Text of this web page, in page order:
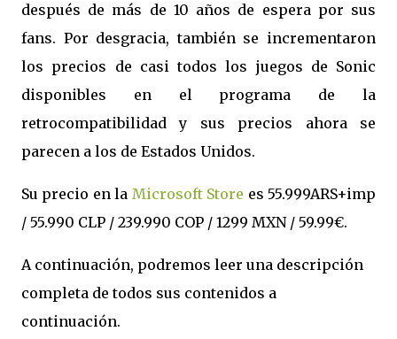
después de más de 10 años de espera por sus
fans. Por desgracia, también se incrementaron
los precios de casi todos los juegos de Sonic
disponibles en el programa de la
retrocompatibilidad y sus precios ahora se
parecen a los de Estados Unidos.
Su precio en la Microsoft Store es 55.999ARS+imp
/ 55.990 CLP / 239.990 COP / 1299 MXN / 59.99€.
A continuación, podremos leer una descripción
completa de todos sus contenidos a
continuación.